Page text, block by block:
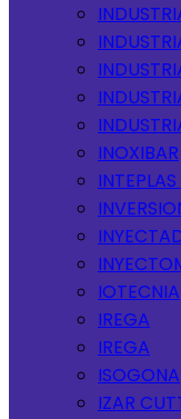
INOXIBAR
IOTECNIA
IREGA
IREGA
ISOGONA
IZAR